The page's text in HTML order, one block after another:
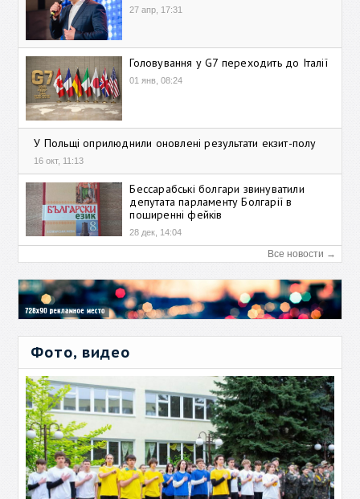
27 апр, 17:31
Головування у G7 переходить до Італії
01 янв, 08:24
У Польщі оприлюднили оновлені результати екзит-полу
16 окт, 11:13
Бессарабські болгари звинуватили
депутата парламенту Болгарії в
поширенні фейків
28 дек, 14:04
Все новости →
Фото, видео